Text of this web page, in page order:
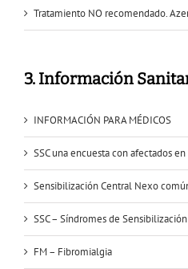
Tratamiento NO recomendado.
3. Información
INFORMACIÓN PARA MÉDICOS
SSC una encuesta con afectados en
Sensibilización Central Nexo
SSC – Síndromes de
FM – Fibromialgia